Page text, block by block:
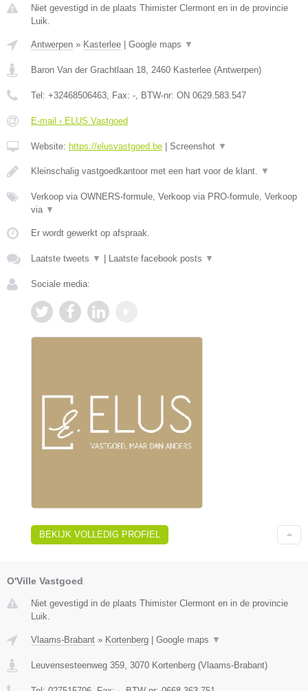
Niet gevestigd in de plaats Thimister Clermont en in de provincie
Luik.
Antwerpen » Kasterlee Google maps ▼
Baron Van der Grachtlaan 18, 2460 Kasterlee (Antwerpen)
Tel: +32468506463, Fax: -, BTW-nr: ON 0629.583.547
E-mail › ELUS Vastgoed
Website: https://elusvastgoed.be Screenshot ▼
Kleinschalig vastgoedkantoor met een hart voor de klant. ▼
Verkoop via OWNERS-formule, Verkoop via PRO-formule, Verkoop
via ▼
Er wordt gewerkt op afspraak.
Laatste tweets ▼ Laatste facebook posts ▼
Sociale media:
BEKIJK VOLLEDIG PROFIEL
O'Ville Vastgoed
Niet gevestigd in de plaats Thimister Clermont en in de provincie
Luik.
Vlaams-Brabant » Kortenberg Google maps ▼
Leuvensesteenweg 359, 3070 Kortenberg (Vlaams-Brabant)